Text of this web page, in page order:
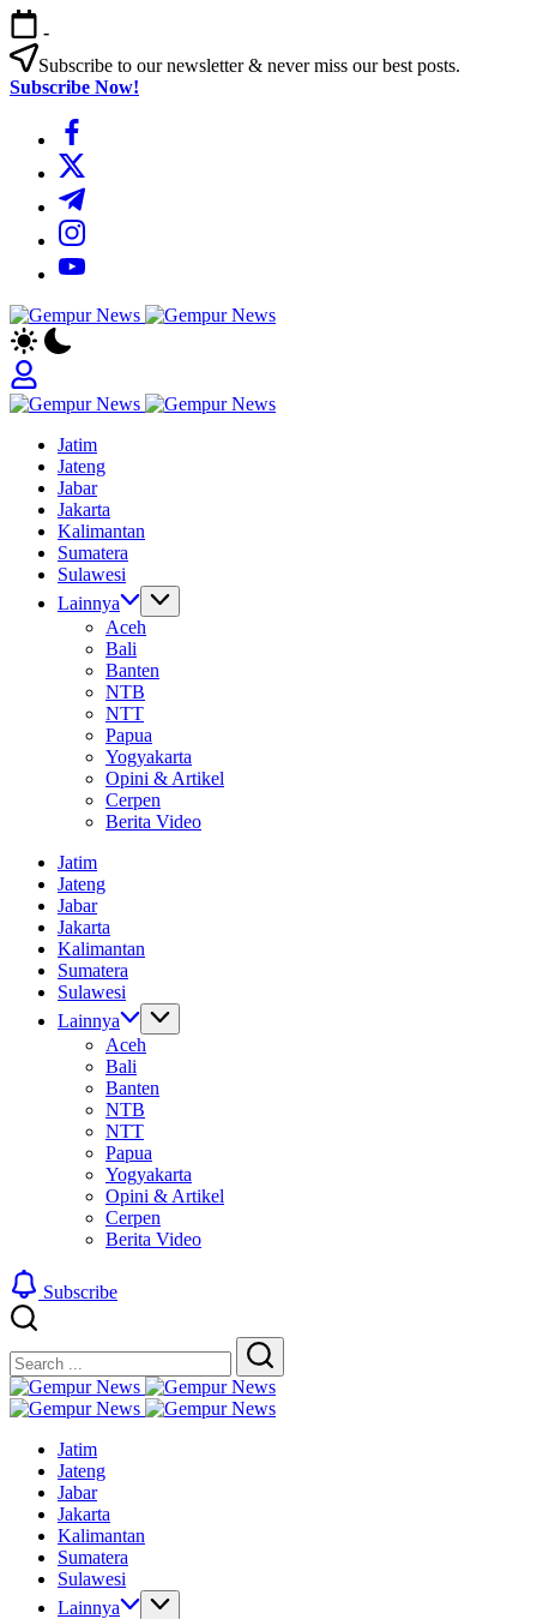
Skip
to
content
-
Subscribe to our newsletter & never miss our best posts.
Subscribe Now!
https://www.facebook.com/
https://twitter.com/
https://t.me/
https://www.instagram.com/
https://youtube.com/
Gempur
Jelajah
Informasi
Dunia
Tanpa
Gempur
Informasi
Dunia
Tanpa
Batas
Jatim
Jateng
Jabar
Jakarta
Kalimantan
Sumatera
Sulawesi
Lainnya
Aceh
Bali
Banten
NTB
NTT
Papua
Yogyakarta
Opini & Artikel
Cerpen
Berita Video
Jatim
Jateng
Jabar
Jakarta
Kalimantan
Sumatera
Sulawesi
Lainnya
Aceh
Bali
Banten
NTB
NTT
Papua
Yogyakarta
Opini & Artikel
Cerpen
Berita Video
Subscribe
Search
Search
Gempur
News
Jelajah
Dunia
Tanpa
Batas
Gempur
Informasi
Dunia
Tanpa
Batas
Jatim
Jateng
Jabar
Jakarta
Kalimantan
Sumatera
Sulawesi
Lainnya